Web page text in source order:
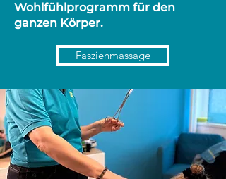
Wohlfühlprogramm für den
ganzen Körper.
Faszienmassage